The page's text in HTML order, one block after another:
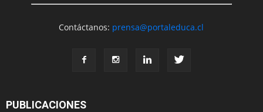
Contáctanos: prensa@portaleduca.cl
PUBLICACIONES